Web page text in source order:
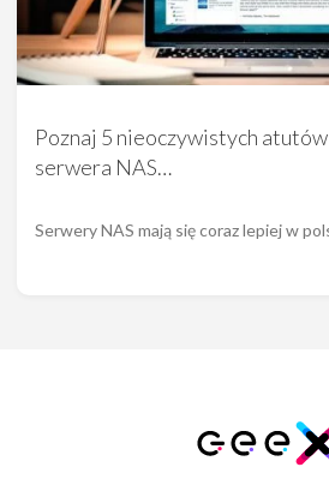
Poznaj 5 nieoczywistych
serwera NAS…
Serwery NAS mają się coraz lepiej w